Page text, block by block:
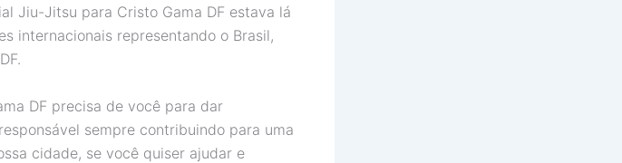
Jiu-Jitsu para Cristo Gama DF estava lá
internacionais representando o Brasil,
DF precisa de você para dar
sempre contribuindo para uma
cidade, se você quiser ajudar e